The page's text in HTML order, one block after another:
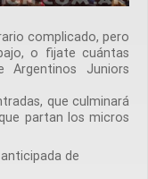
complicado, pero
o fijate cuántas
Juniors
que culminará
partan los micros
de